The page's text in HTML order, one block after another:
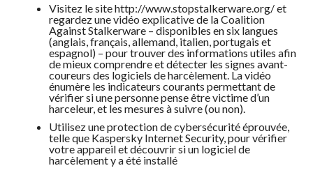
Visitez le site http://www.stopstalkerware.org/ et
regardez une vidéo explicative de la Coalition
Against Stalkerware – disponibles en six langues
(anglais, français, allemand, italien, portugais et
espagnol) – pour trouver des informations utiles afin
de mieux comprendre et détecter les signes avant-
coureurs des logiciels de harcèlement. La vidéo
énumère les indicateurs courants permettant de
vérifier si une personne pense être victime d’un
harceleur, et les mesures à suivre (ou non).
Utilisez une protection de cybersécurité éprouvée,
telle que Kaspersky Internet Security, pour vérifier
votre appareil et découvrir si un logiciel de
harcèlement y a été installé